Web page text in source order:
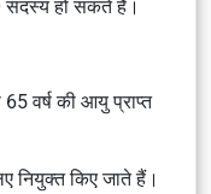
सदस्य हो सकते हैं।
65 वर्ष की आयु प्राप्त
नियुक्त किए जाते हैं।